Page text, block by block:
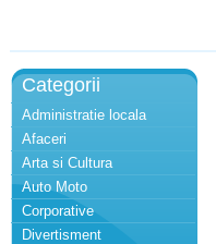
Categorii
Administratie locala
Afaceri
Arta si Cultura
Auto Moto
Corporative
Divertisment